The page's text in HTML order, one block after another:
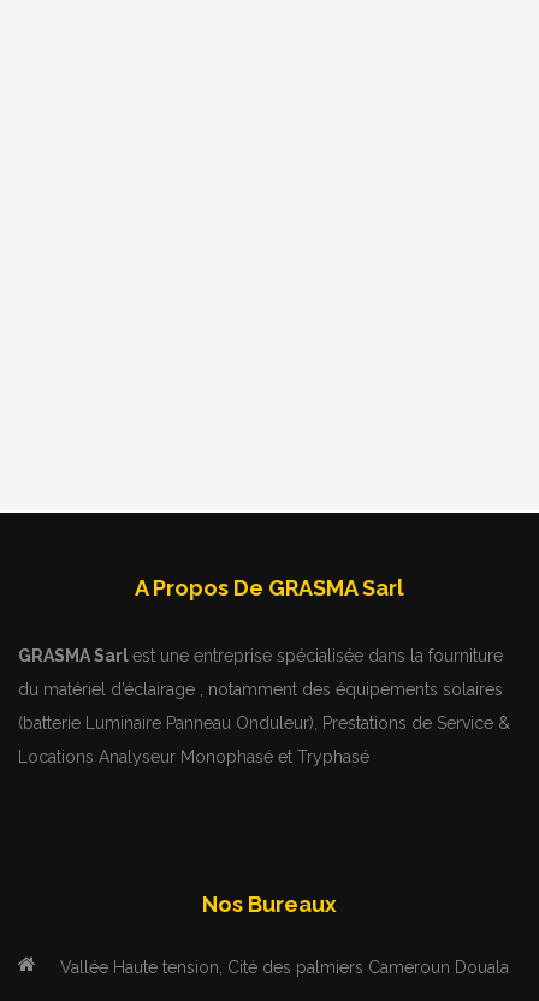
A Propos De GRASMA Sarl
GRASMA Sarlest une entreprise spécialisée dans la fourniture
du matériel d’éclairage , notamment des équipements solaires
(batterie Luminaire Panneau Onduleur), Prestations de Service &
Locations Analyseur Monophasé et Tryphasé
Nos Bureaux
Vallée Haute tension, Cité des palmiers Cameroun Douala